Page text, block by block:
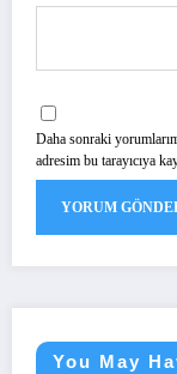
Daha sonraki
adresim bu tarayıcıya
You May